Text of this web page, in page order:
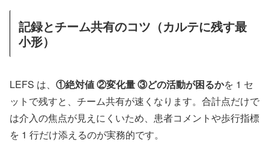
記録とチーム共有のコツ（カルテに残す最
小形）
LEFS は、 ①絶対値 ②変化量 ③どの活動が困るかを 1 セ
ットで残すと、チーム共有が速くなります。合計点だけで
は介入の焦点が見えにくいため、患者コメントや歩行指標
を 1 行だけ添えるのが実務的です。